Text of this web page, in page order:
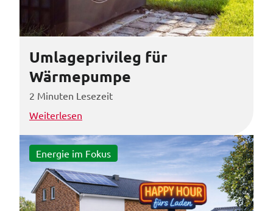
Umlageprivileg für
Wärmepumpe
2 Minuten Lesezeit
Weiterlesen
Energie im Fokus